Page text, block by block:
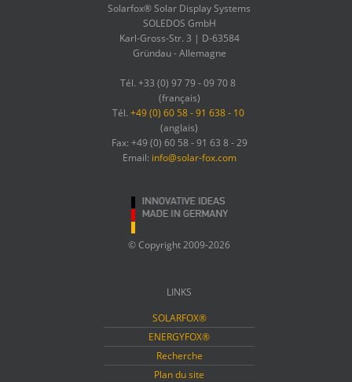
Solarfox® Solar Display Systems
SOLEDOS GmbH
Karl-Gross-Str. 3 | D-63584
Gründau - Allemagne
Tél. +33 (0) 97 79 - 09 70 8
(français)
Tél. +49 (0) 60 58 - 91 638 - 10
(anglais)
Fax: +49 (0) 60 58 - 91 63 8 - 29
Email: info@solar-fox.com
© Copyright 2009-2026
LINKS
SOLARFOX®
ENERGYFOX®
Recherche
Plan du site